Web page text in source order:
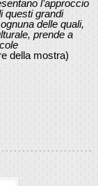
l’approccio
questi grandi
delle quali,
prende a
della mostra)